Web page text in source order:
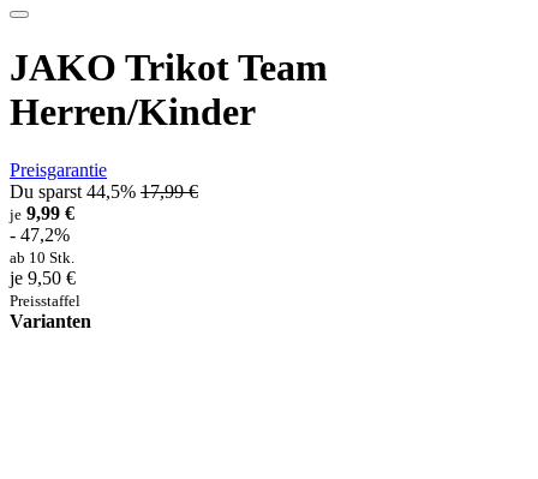
JAKO Trikot Team
Herren/Kinder
Preisgarantie
Du sparst 44,5% 17,99 €
je 9,99 €
- 47,2%
ab 10 Stk.
je 9,50 €
Preisstaffel
Varianten